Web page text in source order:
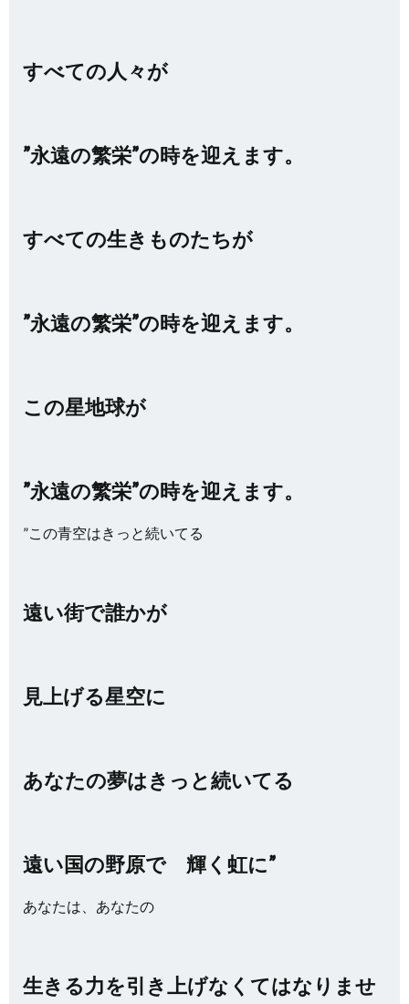
すべての人々が
”永遠の繁栄”の時を迎えます。
すべての生きものたちが
”永遠の繁栄”の時を迎えます。
この星地球が
”永遠の繁栄”の時を迎えます。
”この青空はきっと続いてる
遠い街で誰かが
見上げる星空に
あなたの夢はきっと続いてる
遠い国の野原で 輝く虹に”
あなたは、あなたの
生きる力を引き上げなくてはなりませ